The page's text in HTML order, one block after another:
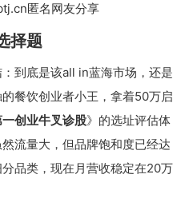
匿名网友分享
择题
到底是该all in蓝海市场，还是
餐饮创业者小王，拿着50万启
创业牛叉诊股》的选址评估体
流量大，但品牌饱和度已经达
品类，现在月营收稳定在20万